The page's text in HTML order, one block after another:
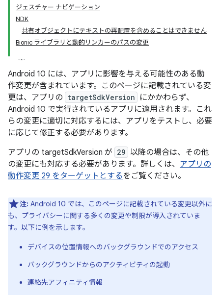
ジェスチャー ナビゲーション
NDK
共有オブジェクトにテキストの再配置を含めることはできません
Bionic ライブラリと動的リンカーのパスの変更
Android 10 には、アプリに影響を与える可能性のある動
作変更が含まれています。このページに記載されている変
更は、アプリの targetSdkVersion
にかかわらず、
Android 10 で実行されているアプリに適用されます。これ
らの変更に適切に対応するには、アプリをテストし、必要
に応じて修正する必要があります。
アプリの targetSdkVersion が 29 以降の場合は、その他
の変更にも対応する必要があります。詳しくは、 アプリの
動作変更 29 をターゲットとするをご覧ください。
注: Android 10 では、このページに記載されている変更以外に
も、プライバシーに関する多くの変更や制限が導入されていま
す。以下に例を示します。
デバイスの位置情報へのバックグラウンドでのアクセス
バックグラウンドからのアクティビティの起動
連絡先アフィニティ情報